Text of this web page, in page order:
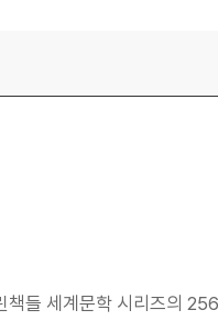
책들 세계문학 시리즈의